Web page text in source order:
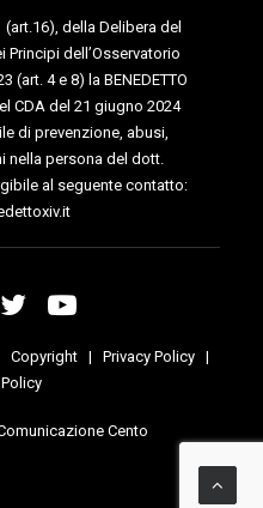
della Delibera del
Principi dell’Osservatorio
(art. 4 e 8) la BENEDETTO
CDA del 21 giugno 2024
di prevenzione, abusi,
nella persona del dott.
al seguente contatto:
Copyright| Privacy Policy|
Cento